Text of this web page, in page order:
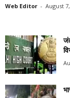
Web Editor - August